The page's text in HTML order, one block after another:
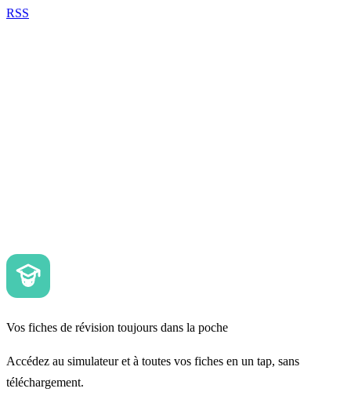
RSS
Vos fiches de révision toujours dans la poche
Accédez au simulateur et à toutes vos fiches en un tap, sans
téléchargement.